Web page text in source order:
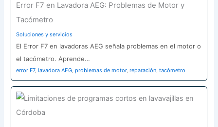
Error F7 en Lavadora AEG: Problemas de Motor y
Tacómetro
Soluciones y servicios
El Error F7 en lavadoras AEG señala problemas en el motor o
el tacómetro. Aprende…
error F7,lavadora AEG,problemas de motor,reparación,tacómetro